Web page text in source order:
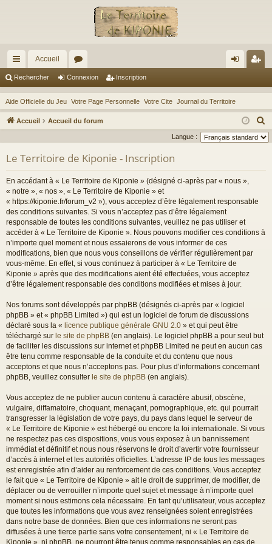
ac
co
ur
ci
Accueil
or
u
m
s
ne
xi
on
cri
pti
on
Rechercher Connexion Inscription
Aide Officielle du Jeu Votre Page Personnelle Votre Cite Journal du Territoire
Accueil Accueil du forum
e
Langue :
Le Territoire de Kiponie - Inscription
En accédant à « Le Territoire de Kiponie » (désigné ci-après par « nous »,
« notre », « nos », « Le Territoire de Kiponie » et
« https://kiponie.fr/forum_v2 »), vous acceptez d’être légalement responsable
des conditions suivantes. Si vous n’acceptez pas d’être légalement
responsable de toutes les conditions suivantes, veuillez ne pas utiliser et
accéder à « Le Territoire de Kiponie ». Nous pouvons modifier ces conditions à
n’importe quel moment et nous essaierons de vous informer de ces
modifications, bien que nous vous conseillons de vérifier régulièrement par
vous-même. En effet, si vous continuez à participer à « Le Territoire de
Kiponie » après que des modifications aient été effectuées, vous acceptez
d’être légalement responsable des conditions modifiées et mises à jour.
Nos forums sont développés par phpBB (désignés ci-après par « logiciel
phpBB » et « phpBB Limited ») qui est un logiciel de forum de discussions
déclaré sous la « licence publique générale GNU 2.0 » et qui peut être
téléchargé sur le site de phpBB (en anglais). Le logiciel phpBB a pour seul but
de faciliter les discussions sur internet et phpBB Limited ne peut en aucun cas
être tenu comme responsable de la conduite et du contenu que nous
acceptons et que nous n’acceptons pas. Pour plus d’informations concernant
phpBB, veuillez consulter le site de phpBB (en anglais).
Vous acceptez de ne publier aucun contenu à caractère abusif, obscène,
vulgaire, diffamatoire, choquant, menaçant, pornographique, etc. qui pourrait
transgresser la législation de votre pays, du pays dans lequel le serveur de
« Le Territoire de Kiponie » est hébergé ou encore la loi internationale. Si vous
ne respectez pas ces dispositions, vous vous exposez à un bannissement
immédiat et définitif et nous nous réservons le droit d’avertir votre fournisseur
d’accès à internet et les autorités officielles. L’adresse IP de tous les messages
est enregistrée afin d’aider au renforcement de ces conditions. Vous acceptez
le fait que « Le Territoire de Kiponie » ait le droit de supprimer, de modifier, de
déplacer ou de verrouiller n’importe quel sujet et message à n’importe quel
moment si nous estimons cela nécessaire. En tant qu’utilisateur, vous acceptez
que toutes les informations que vous avez renseignées soient enregistrées
dans notre base de données. Bien que ces informations ne seront pas
diffusées à une tierce partie sans votre consentement, ni « Le Territoire de
Kiponie », ni phpBB, ne pourront être tenus comme responsables en cas de